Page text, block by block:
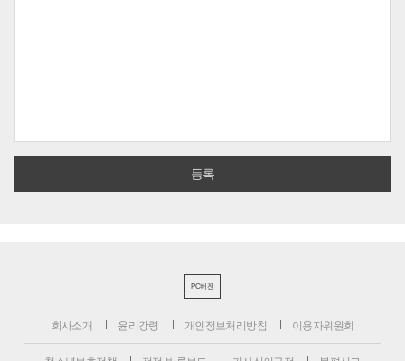
PC버전
회사소개 윤리강령 개인정보처리방침 이용자위원회